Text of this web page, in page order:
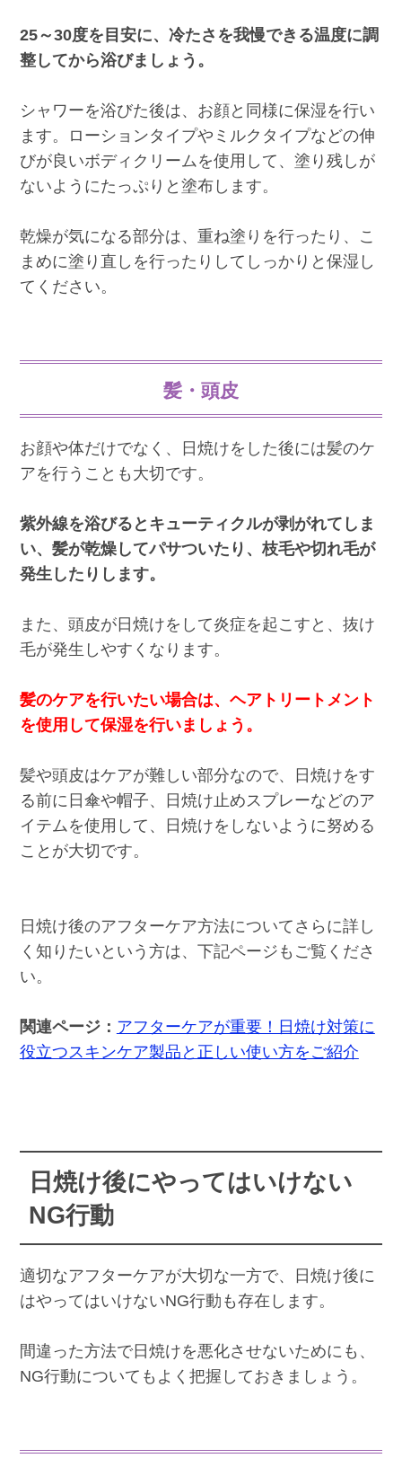
25～30度を目安に、冷たさを我慢できる温度に調
整してから浴びましょう。
シャワーを浴びた後は、お顔と同様に保湿を行い
ます。ローションタイプやミルクタイプなどの伸
びが良いボディクリームを使用して、塗り残しが
ないようにたっぷりと塗布します。
乾燥が気になる部分は、重ね塗りを行ったり、こ
まめに塗り直しを行ったりしてしっかりと保湿し
てください。
髪・頭皮
お顔や体だけでなく、日焼けをした後には髪のケ
アを行うことも大切です。
紫外線を浴びるとキューティクルが剥がれてしま
い、髪が乾燥してパサついたり、枝毛や切れ毛が
発生したりします。
また、頭皮が日焼けをして炎症を起こすと、抜け
毛が発生しやすくなります。
髪のケアを行いたい場合は、ヘアトリートメント
を使用して保湿を行いましょう。
髪や頭皮はケアが難しい部分なので、日焼けをす
る前に日傘や帽子、日焼け止めスプレーなどのア
イテムを使用して、日焼けをしないように努める
ことが大切です。
日焼け後のアフターケア方法についてさらに詳し
く知りたいという方は、下記ページもご覧くださ
い。
関連ページ： アフターケアが重要！日焼け対策に
役立つスキンケア製品と正しい使い方をご紹介
日焼け後にやってはいけない
NG行動
適切なアフターケアが大切な一方で、日焼け後に
はやってはいけないNG行動も存在します。
間違った方法で日焼けを悪化させないためにも、
NG行動についてもよく把握しておきましょう。